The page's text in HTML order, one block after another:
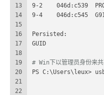
13
14
15
16
17
18
19
20
21
22
9-2    046d:c539
9-4    046d:c545
Persisted:
GUID
# Win下以管理员身份
PS C:\Users\leux>